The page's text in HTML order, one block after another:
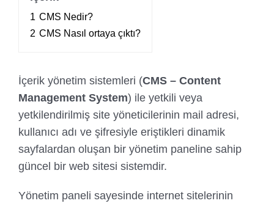
1 CMS Nedir?
2 CMS Nasıl ortaya çıktı?
İçerik yönetim sistemleri (CMS – Content
Management System) ile yetkili veya
yetkilendirilmiş site yöneticilerinin mail adresi,
kullanıcı adı ve şifresiyle eriştikleri dinamik
sayfalardan oluşan bir yönetim paneline sahip
güncel bir web sitesi sistemdir.
Yönetim paneli sayesinde internet sitelerinin